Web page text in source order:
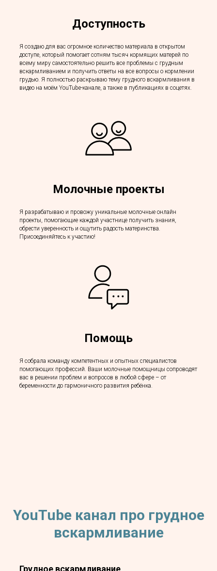
Доступность
Я создаю для вас огромное количество материала в открытом
доступе, который помогает сотням тысяч кормящих матерей по
всему миру самостоятельно решить все проблемы с грудным
вскармливанием и получить ответы на все вопросы о кормлении
грудью. Я полностью раскрываю тему грудного вскармливания в
видео на моём YouTube-канале, а также в публикациях в соцетях.
Молочные проекты
Я разрабатываю и провожу уникальные молочные онлайн
проекты, помогающие каждой участнице получить знания,
обрести уверенность и ощутить радость материнства.
Присоединяйтесь к участию!
Помощь
Я собрала команду компетентных и опытных специалистов
помогающих профессий. Ваши молочные помощницы сопроводят
вас в решении проблем и вопросов в любой сфере – от
беременности до гармоничного развития ребёнка.
YouTube канал про грудное
вскармливание
Грудное вскармливание